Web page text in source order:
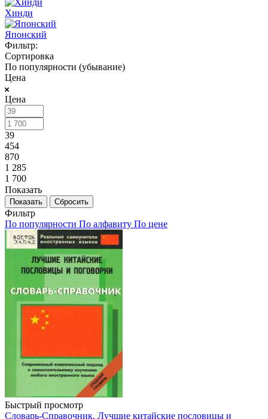
Хинди
Японский
Фильтр:
Сортировка
По популярности (убывание)
Цена
Цена
39
454
870
1 285
1 700
Показать
Сбросить
Фильтр
По популярности По алфавиту По цене
Быстрый просмотр
Словарь-Справочник. Лучшие китайские пословицы и